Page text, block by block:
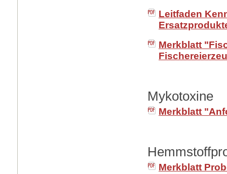
Leitfaden
Merkblatt
Mykotoxine
Merkblatt
Merkblatt